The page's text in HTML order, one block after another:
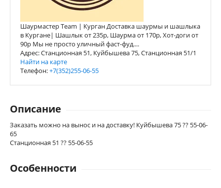
Шаурмастер Team | Курган Доставка шаурмы и шашлыка
в Кургане| Шашлык от 235р, Шаурма от 170р, Хот-доги от
90р Мы не просто уличный фаст-фуд....
Адрес: Станционная 51, Куйбышева 75, Станционная 51/1
Найти на карте
Телефон:+7(352)255-06-55
Описание
Заказать можно на вынос и на доставку! Куйбышева 75 ?? 55-06-
65
Станционная 51 ?? 55-06-55
Особенности